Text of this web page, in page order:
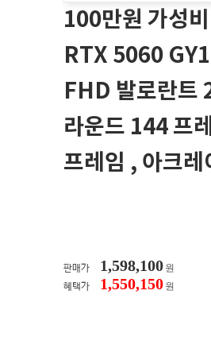
100만원 가성
RTX 5060
FHD 발로란트
라운드 144 프
프레임 , 아크
판매가 1,598,100 원
혜택가
1,550,150 원